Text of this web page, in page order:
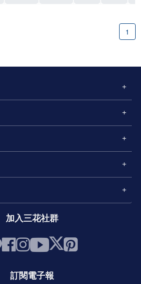
1
加入三花社群
訂閱電子報